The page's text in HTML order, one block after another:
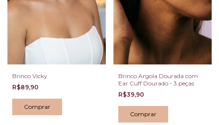
Brinco Vicky
R$89,90
Brinco Argola Dourada com
Ear Cuff Dourado - 3 peças
R$39,90